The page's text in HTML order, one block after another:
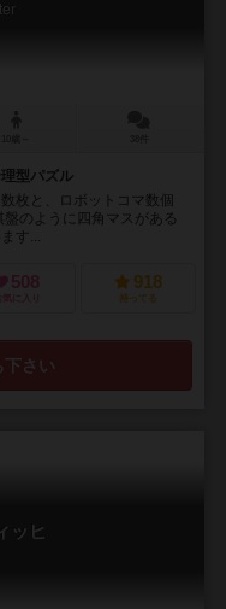
型パズル
枚と、ロボットコマ数個
のように四角マスがある
す...
508
気に入り
918
持ってる
下さい
ッヒ